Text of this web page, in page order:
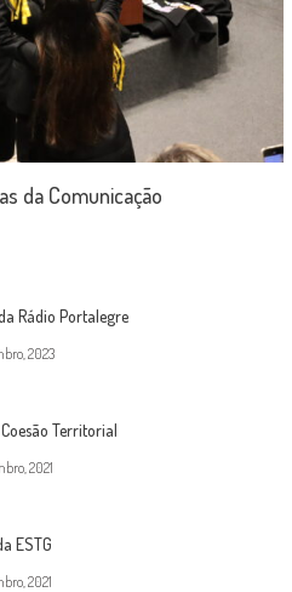
da Comunicação
Rádio Portalegre
2023
Territorial
2021
ESTG
2021